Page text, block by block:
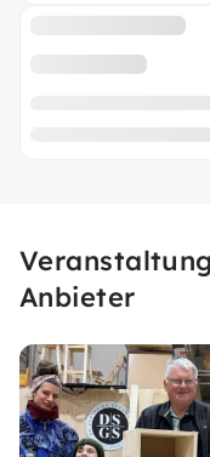
Anbieter